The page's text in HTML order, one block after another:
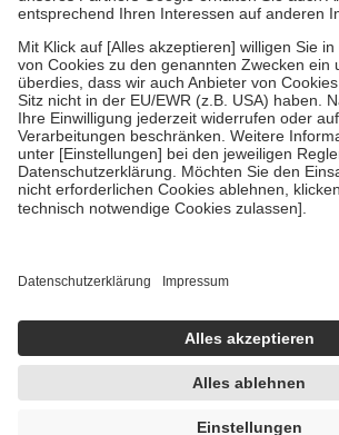
stärken und die besondere Stellung der
fallenkeine Zuzahlungenan bei:
• Kindern und Jugendlichen bis zum
mit Ausnahme der Fahrkosten
• Untersuchungen zur Vorsorge und
GKV getragen werden
• empfohlenen Schutzimpfungen
• Harn- und Blutteststreifen
getroffen, um sicherzustellen, dass es sich um
https://help.etrusted.com/hc/de/articles/
Einige Bilder und Inhalte wurden unter